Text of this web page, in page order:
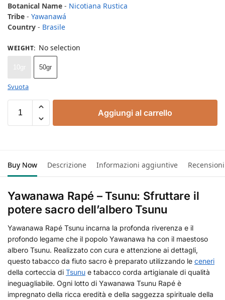
Botanical Name - Nicotiana Rustica
Tribe - Yawanawá
Country - Brasile
WEIGHT: No selection
10gr 50gr
Svuota
Aggiungi al carrello
Buy Now Descrizione Informazioni aggiuntive Recensioni
Yawanawa Rapé – Tsunu: Sfruttare il
potere sacro dell’albero Tsunu
Yawanawa Rapé Tsunu incarna la profonda riverenza e il
profondo legame che il popolo Yawanawa ha con il maestoso
albero Tsunu. Realizzato con cura e attenzione ai dettagli,
questo tabacco da fiuto sacro è preparato utilizzando le ceneri
della corteccia di Tsunu e tabacco corda artigianale di qualità
ineguagliabile. Ogni lotto di Yawanawa Tsunu Rapé è
impregnato della ricca eredità e della saggezza spirituale della